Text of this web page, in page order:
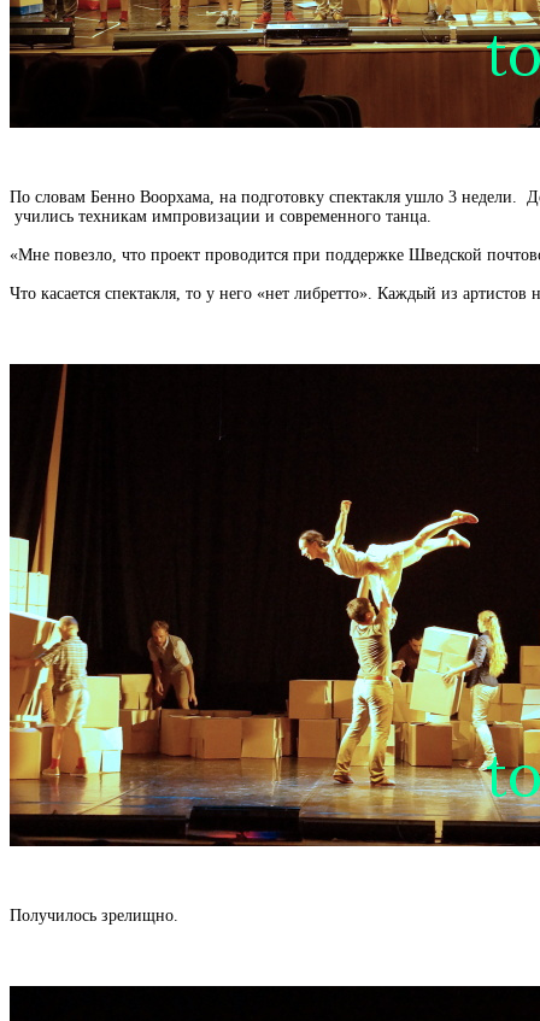
По словам Бенно Воорхама, на подготовку спектакля ушло 3 недели.
учились техникам импровизации и современного танца.
«Мне повезло, что проект проводится при поддержке Шведской
Что касается спектакля, то у него «нет либретто». Каждый из
Получилось зрелищно.